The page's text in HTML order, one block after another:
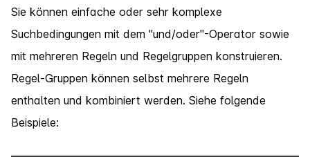
Sie können einfache oder sehr komplexe
Suchbedingungen mit dem "und/oder"-Operator sowie
mit mehreren Regeln und Regelgruppen konstruieren.
Regel-Gruppen können selbst mehrere Regeln
enthalten und kombiniert werden. Siehe folgende
Beispiele: